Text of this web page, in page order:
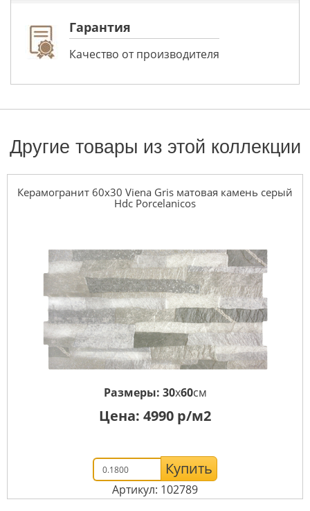
Гарантия
Качество от производителя
Другие товары из этой коллекции
Керамогранит 60x30 Viena Gris матовая камень серый
Hdc Porcelanicos
Размеры: 30x60см
Цена: 4990 р/м2
Купить
Артикул: 102789